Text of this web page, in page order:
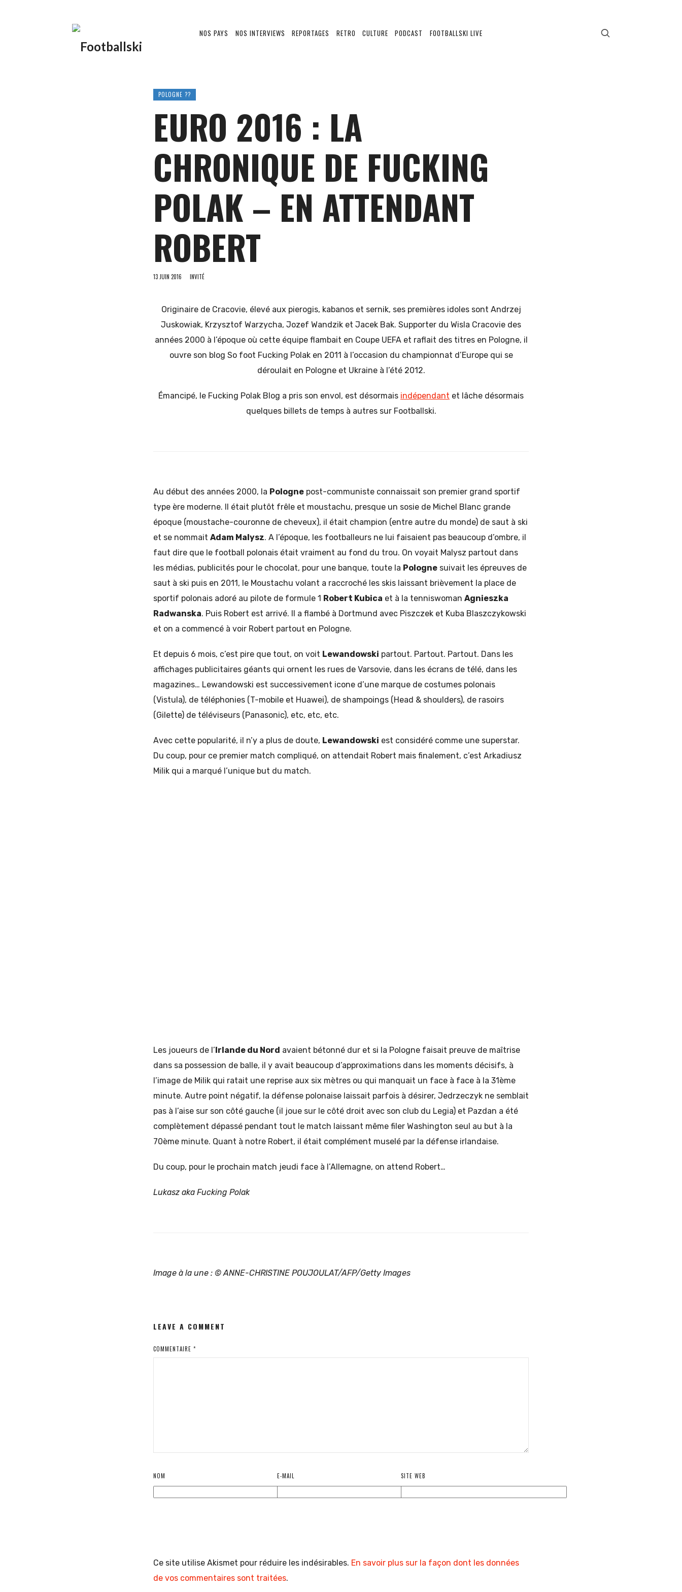
Footballski NOS PAYS NOS INTERVIEWS REPORTAGES RETRO CULTURE PODCAST FOOTBALLSKI LIVE
POLOGNE ??
EURO 2016 : LA
CHRONIQUE DE FUCKING
POLAK – EN ATTENDANT
ROBERT
13 JUIN 2016 INVITÉ
Originaire de Cracovie, élevé aux pierogis, kabanos et sernik, ses premières idoles sont Andrzej
Juskowiak, Krzysztof Warzycha, Jozef Wandzik et Jacek Bak. Supporter du Wisla Cracovie des
années 2000 à l’époque où cette équipe flambait en Coupe UEFA et raflait des titres en Pologne, il
ouvre son blog So foot Fucking Polak en 2011 à l’occasion du championnat d’Europe qui se
déroulait en Pologne et Ukraine à l’été 2012.
Émancipé, le Fucking Polak Blog a pris son envol, est désormais indépendant et lâche désormais
quelques billets de temps à autres sur Footballski.
Au début des années 2000, la Pologne post-communiste connaissait son premier grand sportif
type ère moderne. Il était plutôt frêle et moustachu, presque un sosie de Michel Blanc grande
époque (moustache-couronne de cheveux), il était champion (entre autre du monde) de saut à ski
et se nommait Adam Malysz. A l’époque, les footballeurs ne lui faisaient pas beaucoup d’ombre, il
faut dire que le football polonais était vraiment au fond du trou. On voyait Malysz partout dans
les médias, publicités pour le chocolat, pour une banque, toute la Pologne suivait les épreuves de
saut à ski puis en 2011, le Moustachu volant a raccroché les skis laissant brièvement la place de
sportif polonais adoré au pilote de formule 1 Robert Kubica et à la tenniswoman Agnieszka
Radwanska. Puis Robert est arrivé. Il a flambé à Dortmund avec Piszczek et Kuba Blaszczykowski
et on a commencé à voir Robert partout en Pologne.
Et depuis 6 mois, c’est pire que tout, on voit Lewandowski partout. Partout. Partout. Dans les
affichages publicitaires géants qui ornent les rues de Varsovie, dans les écrans de télé, dans les
magazines… Lewandowski est successivement icone d’une marque de costumes polonais
(Vistula), de téléphonies (T-mobile et Huawei), de shampoings (Head & shoulders), de rasoirs
(Gilette) de téléviseurs (Panasonic), etc, etc, etc.
Avec cette popularité, il n’y a plus de doute, Lewandowski est considéré comme une superstar.
Du coup, pour ce premier match compliqué, on attendait Robert mais finalement, c’est Arkadiusz
Milik qui a marqué l’unique but du match.
Les joueurs de l’Irlande du Nord avaient bétonné dur et si la Pologne faisait preuve de maîtrise
dans sa possession de balle, il y avait beaucoup d’approximations dans les moments décisifs, à
l’image de Milik qui ratait une reprise aux six mètres ou qui manquait un face à face à la 31ème
minute. Autre point négatif, la défense polonaise laissait parfois à désirer, Jedrzeczyk ne semblait
pas à l’aise sur son côté gauche (il joue sur le côté droit avec son club du Legia) et Pazdan a été
complètement dépassé pendant tout le match laissant même filer Washington seul au but à la
70ème minute. Quant à notre Robert, il était complément muselé par la défense irlandaise.
Du coup, pour le prochain match jeudi face à l’Allemagne, on attend Robert…
Lukasz aka Fucking Polak
Image à la une : © ANNE-CHRISTINE POUJOULAT/AFP/Getty Images
LEAVE A COMMENT
COMMENTAIRE *
NOM E-MAIL SITE WEB
Ce site utilise Akismet pour réduire les indésirables. En savoir plus sur la façon dont les données
de vos commentaires sont traitées.